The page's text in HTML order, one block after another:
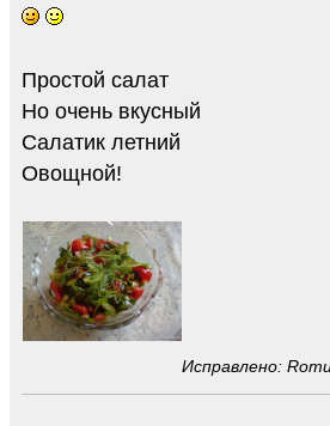
Простой салат
Но очень вкусный
Салатик летний
Овощной!
Исправлено: